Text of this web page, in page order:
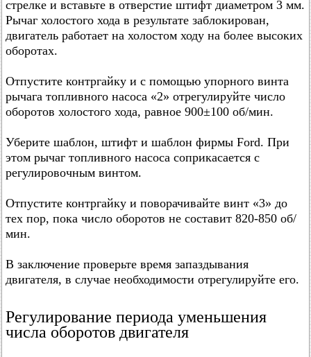
стрелке и вставьте в отверстие штифт диаметром 3 мм.
Рычаг холостого хода в результате заблокирован,
двигатель работает на холостом ходу на более высоких
оборотах.
Отпустите контргайку и с помощью упорного винта
рычага топливного насоса «2» отрегулируйте число
оборотов холостого хода, равное 900±100 об/мин.
Уберите шаблон, штифт и шаблон фирмы Ford. При
этом рычаг топливного насоса соприкасается с
регулировочным винтом.
Отпустите контргайку и поворачивайте винт «3» до
тех пор, пока число оборотов не составит 820-850 об/
мин.
В заключение проверьте время запаздывания
двигателя, в случае необходимости отрегулируйте его.
Регулирование периода уменьшения
числа оборотов двигателя